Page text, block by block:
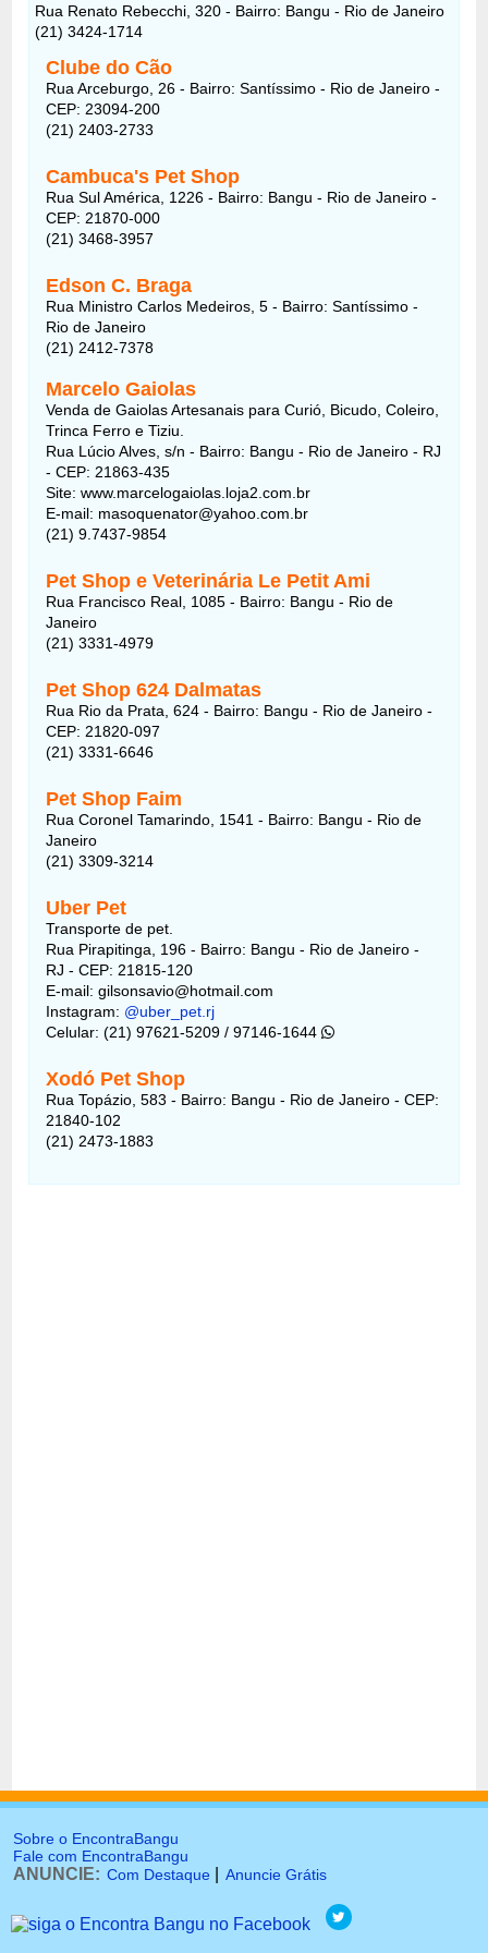
Rua Renato Rebecchi, 320 - Bairro: Bangu - Rio de Janeiro
(21) 3424-1714
Clube do Cão
Rua Arceburgo, 26 - Bairro: Santíssimo - Rio de Janeiro -
CEP: 23094-200
(21) 2403-2733
Cambuca's Pet Shop
Rua Sul América, 1226 - Bairro: Bangu - Rio de Janeiro -
CEP: 21870-000
(21) 3468-3957
Edson C. Braga
Rua Ministro Carlos Medeiros, 5 - Bairro: Santíssimo -
Rio de Janeiro
(21) 2412-7378
Marcelo Gaiolas
Venda de Gaiolas Artesanais para Curió, Bicudo, Coleiro,
Trinca Ferro e Tiziu.
Rua Lúcio Alves, s/n - Bairro: Bangu - Rio de Janeiro - RJ
- CEP: 21863-435
Site: www.marcelogaiolas.loja2.com.br
E-mail: masoquenator@yahoo.com.br
(21) 9.7437-9854
Pet Shop e Veterinária Le Petit Ami
Rua Francisco Real, 1085 - Bairro: Bangu - Rio de
Janeiro
(21) 3331-4979
Pet Shop 624 Dalmatas
Rua Rio da Prata, 624 - Bairro: Bangu - Rio de Janeiro -
CEP: 21820-097
(21) 3331-6646
Pet Shop Faim
Rua Coronel Tamarindo, 1541 - Bairro: Bangu - Rio de
Janeiro
(21) 3309-3214
Uber Pet
Transporte de pet.
Rua Pirapitinga, 196 - Bairro: Bangu - Rio de Janeiro -
RJ - CEP: 21815-120
E-mail: gilsonsavio@hotmail.com
Instagram: @uber_pet.rj
Celular: (21) 97621-5209 / 97146-1644
Xodó Pet Shop
Rua Topázio, 583 - Bairro: Bangu - Rio de Janeiro - CEP:
21840-102
(21) 2473-1883
Sobre o EncontraBangu
Fale com EncontraBangu
ANUNCIE: Com Destaque Anuncie Grátis